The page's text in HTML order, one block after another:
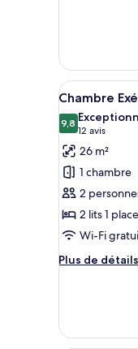
de
chambre
Chambre
Exécutive
(King,
26
sqm)
Afficher
toutes
les
photos
pour
ce
type
de
chambre :
Chambre
une
27
Chambre
9,89,8 sur 10
12 avis
(12 avis)
26 m²
1 chambre
2
2 lits 1 place
Wi-Fi
Plus de détails
Plus
type